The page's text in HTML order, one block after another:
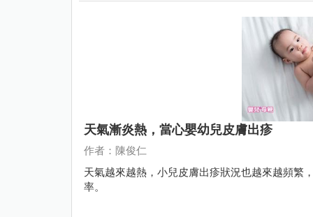
天氣漸炎熱，當心嬰幼兒皮膚出疹
作者：陳俊仁
天氣越來越熱，小兒皮膚出疹狀況也越來越頻繁
率。